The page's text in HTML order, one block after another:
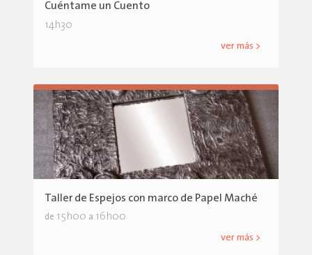
Cuéntame un Cuento
14h30
ver más >
Taller de Espejos con marco de Papel Maché
de 15h00 a 16h00
ver más >